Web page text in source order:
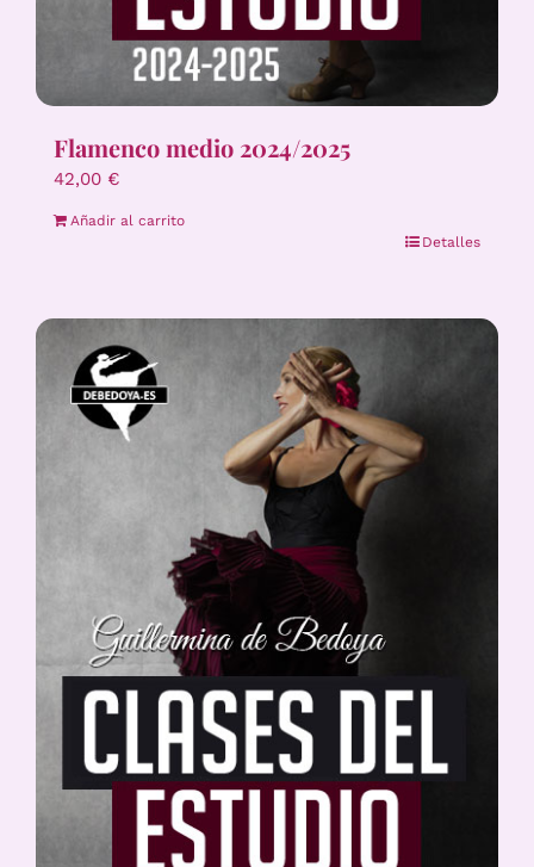
Flamenco medio 2024/2025
42,00 €
Añadir al carrito
Detalles